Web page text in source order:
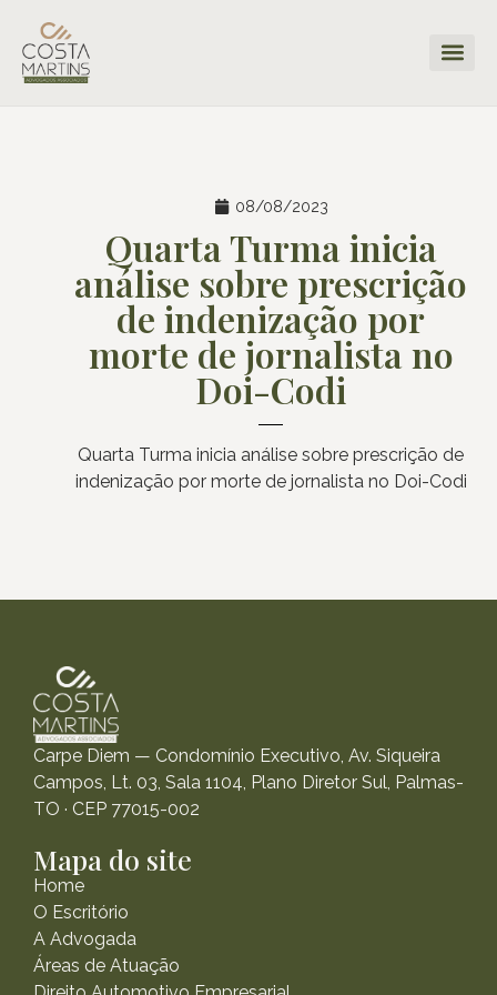
08/08/2023
Quarta Turma inicia
análise sobre prescrição
de indenização por
morte de jornalista no
Doi-Codi
Quarta Turma inicia análise sobre prescrição de
indenização por morte de jornalista no Doi-Codi
Carpe Diem — Condomínio Executivo, Av. Siqueira
Campos, Lt. 03, Sala 1104, Plano Diretor Sul, Palmas-
TO · CEP 77015-002
Mapa do site
Home
O Escritório
A Advogada
Áreas de Atuação